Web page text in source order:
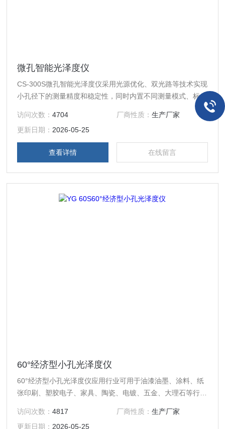
微孔智能光泽度仪
CS-300S微孔智能光泽度仪采用光源优化、双光路等技术实现
小孔径下的测量精度和稳定性，同时内置不同测量模式、标配
访问次数：4704 厂商性质： 生产厂家
更新日期： 2026-05-25
查看详情 在线留言
60°经济型小孔光泽度仪
60°经济型小孔光泽度仪应用行业可用于油漆油墨、涂料、纸
张印刷、塑胶电子、家具、陶瓷、电镀、五金、大理石等行业
访问次数：4817 厂商性质： 生产厂家
更新日期： 2026-05-25